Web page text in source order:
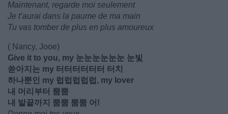
Maintenant, regarde moi seulement
Je t’aurai dans la paume de ma main
Tu vas tomber de plus en plus amoureux
( Nancy, Jooe)
Give it to you, my 눈눈눈눈눈눈 눈빛
쏟아지는 my 터터터터터터 터치
하나뿐인 my 럽럽럽럽럽, my lover
내 머리부터 뿜뿜
내 발끝까지 뿜뿜 뿜뿜 어!